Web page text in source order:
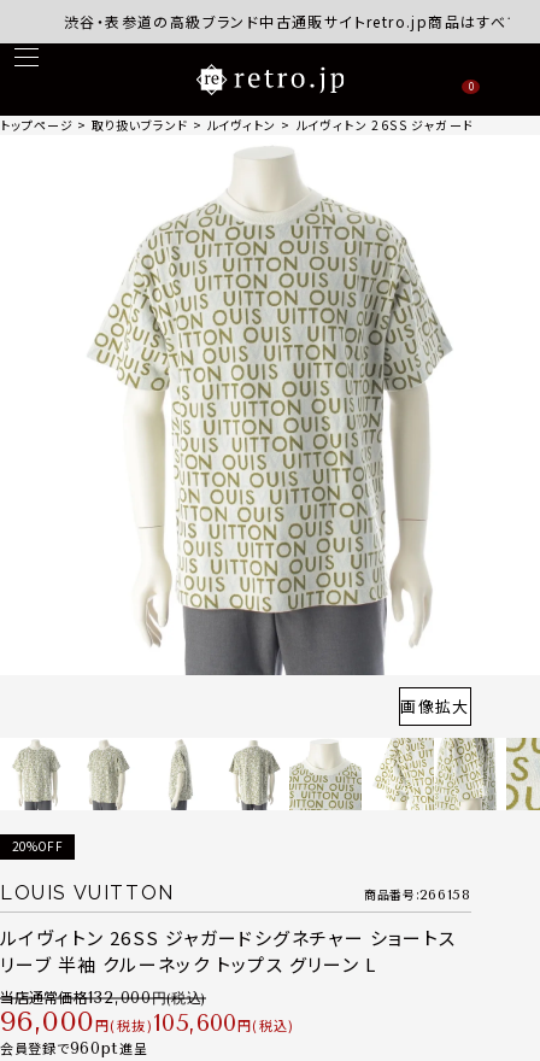
渋谷・表参道の高級ブランド中古通販サイトretro.jp商品はすべて正規品
0
トップページ 取り扱いブランド ルイヴィトン ルイヴィトン 26SS ジャガードシグネチ
画像拡大
20%OFF
LOUIS VUITTON 商品番号 266158
ルイヴィトン 26SS ジャガードシグネチャー ショートス
リーブ 半袖 クルーネック トップス グリーン L
当店通常価格132,000
96,000 税抜 105,600
税込
会員登録で960 進呈